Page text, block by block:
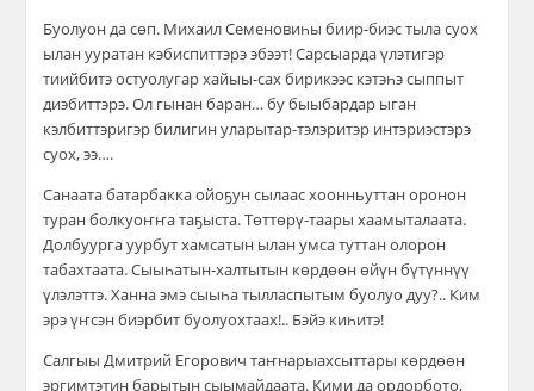
Буолуон да сөп. Михаил Семеновиһы биир-биэс тыла суох
ылан ууратан кэбиспиттэрэ эбээт! Сарсыарда үлэтигэр
тиийбитэ остуолугар хайыы-сах бирикээс кэтэһэ сыппыт
диэбиттэрэ. Ол гынан баран… бу быыбардар ыган
кэлбиттэригэр билигин уларытар-тэлэритэр интэриэстэрэ
суох, ээ….
Санаата батарбакка ойоҕун сылаас хоонньуттан оронон
туран болкуоҥҥа таҕыста. Төттөрү-таары хаамыталаата.
Долбуурга уурбут хамсатын ылан умса туттан олорон
табахтаата. Сыыһатын-халтытын көрдөөн өйүн бүтүннүү
үлэлэттэ. Ханна эмэ сыыһа тылласпытым буолуо дуу?.. Ким
эрэ үҥсэн биэрбит буолуохтаах!.. Бэйэ киһитэ!
Салгыы Дмитрий Егорович таҥнарыахсыттары көрдөөн
эргимтэтин барытын сыымайдаата. Кими да ордорбото,